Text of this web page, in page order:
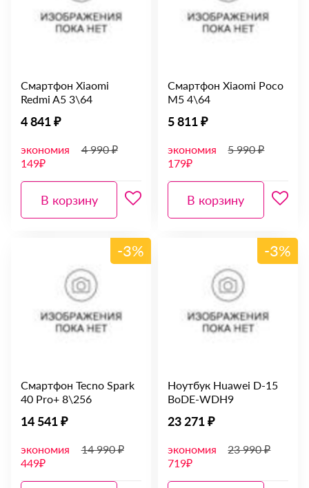
Смартфон Xiaomi
Redmi A5 3\64
4 841 ₽
экономия
149₽
4 990 ₽
В корзину
Смартфон Xiaomi Poco
M5 4\64
5 811 ₽
экономия
179₽
5 990 ₽
В корзину
-3%
Смартфон Tecno Spark
40 Pro+ 8\256
14 541 ₽
экономия
449₽
14 990 ₽
-3%
Ноутбук Huawei D-15
BoDE-WDH9
23 271 ₽
экономия
719₽
23 990 ₽